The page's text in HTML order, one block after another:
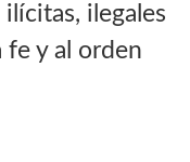
ilegales
fe y al orden